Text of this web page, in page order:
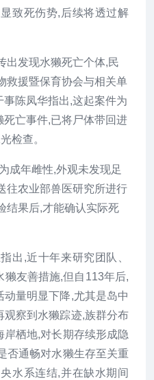
致死伤势,后续将透过解
出发现水獭死亡个体,民
救援暨保育协会与相关单
陈凤华指出,这起案件为
亡事件,已将尸体带回进
检查。
成年雌性,外观未发现足
往农业部兽医研究所进行
结果后,才能确认实际死
出,近十年来研究团队、
友善措施,但自113年后,
量明显下降,尤其是岛中
察到水獭踪迹,族群分布
栖地,对长期存续形成隐
否通畅对水獭生存至关重
水系连结,并在缺水期间